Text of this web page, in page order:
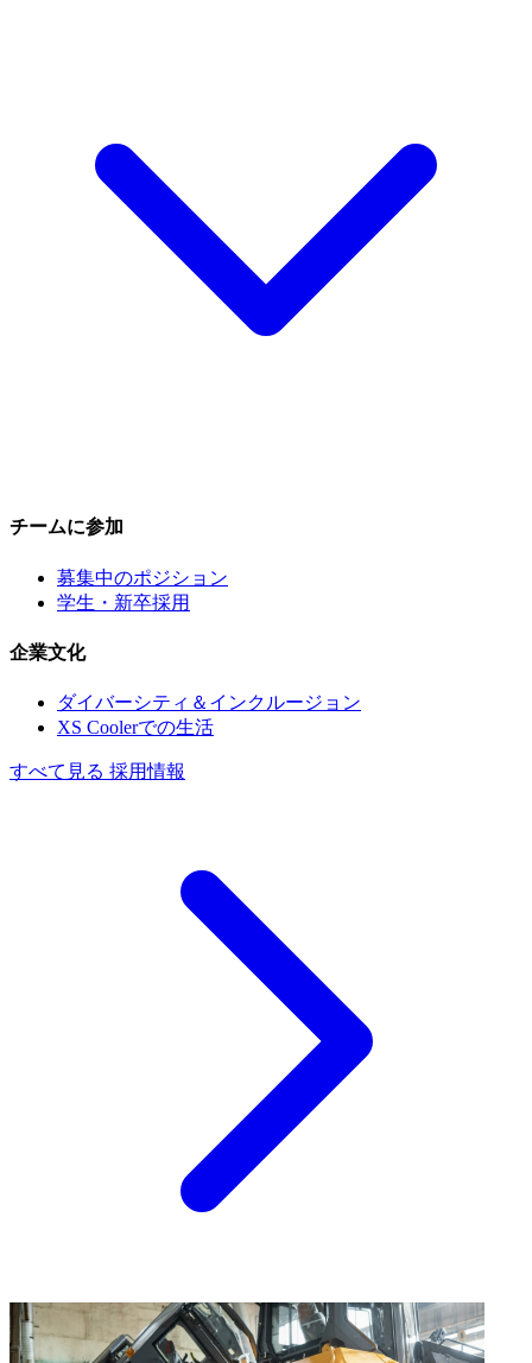
チームに参加
募集中のポジション
学生・新卒採用
企業文化
ダイバーシティ＆インクルージョン
XS Coolerでの生活
すべて見る 採用情報